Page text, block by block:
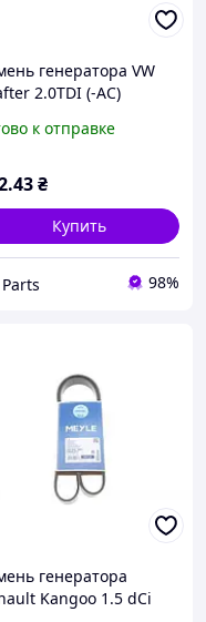
генератора VW
2.0TDI (-AC)
к отправке
.43₴
Купить
98%
генератора
Kangoo 1.5 dCi